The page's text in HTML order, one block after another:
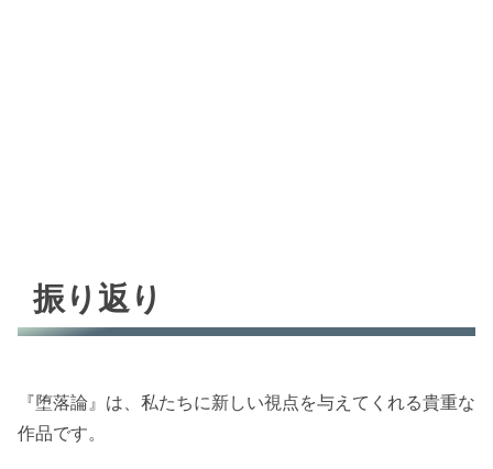
振り返り
『堕落論』は、私たちに新しい視点を与えてくれる貴重な
作品です。